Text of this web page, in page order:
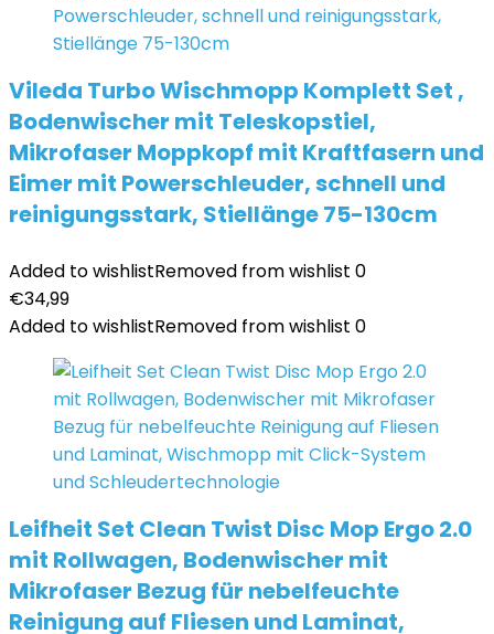
Vileda Turbo Wischmopp Komplett Set ,
Bodenwischer mit Teleskopstiel,
Mikrofaser Moppkopf mit Kraftfasern und
Eimer mit Powerschleuder, schnell und
reinigungsstark, Stiellänge 75-130cm
Added to wishlistRemoved from wishlist 0
€34,99
Added to wishlistRemoved from wishlist 0
Leifheit Set Clean Twist Disc Mop Ergo 2.0
mit Rollwagen, Bodenwischer mit
Mikrofaser Bezug für nebelfeuchte
Reinigung auf Fliesen und Laminat,